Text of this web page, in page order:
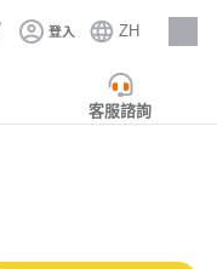
登入 ZH
人才招募
客服諮詢